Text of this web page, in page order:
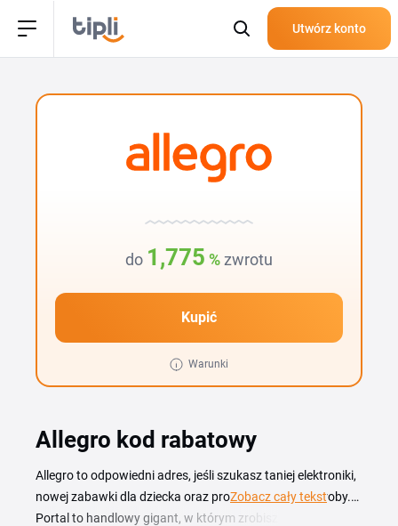
Utwórz konto
do 1,775 % zwrotu
Kupić
Warunki
Allegro kod rabatowy
Allegro to odpowiedni adres, jeśli szukasz taniej elektroniki,
nowej zabawki dla dziecka oraz produktów do garderoby.
Portal to handlowy gigant, w którym zrobisz zakupy na
Zobacz cały tekst